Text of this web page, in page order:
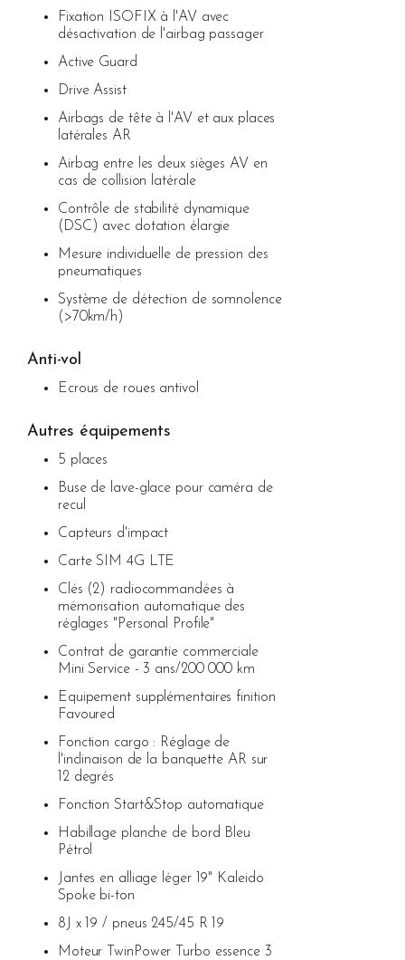
Fixation ISOFIX à l'AV avec
désactivation de l'airbag passager
Active Guard
Drive Assist
Airbags de tête à l'AV et aux places
latérales AR
Airbag entre les deux sièges AV en
cas de collision latérale
Contrôle de stabilité dynamique
(DSC) avec dotation élargie
Mesure individuelle de pression des
pneumatiques
Système de détection de somnolence
(>70km/h)
Anti-vol
Ecrous de roues antivol
Autres équipements
5 places
Buse de lave-glace pour caméra de
recul
Capteurs d'impact
Carte SIM 4G LTE
Clés (2) radiocommandées à
mémorisation automatique des
réglages "Personal Profile"
Contrat de garantie commerciale
Mini Service - 3 ans/200 000 km
Equipement supplémentaires finition
Favoured
Fonction cargo : Réglage de
l'inclinaison de la banquette AR sur
12 degrés
Fonction Start&Stop automatique
Habillage planche de bord Bleu
Pétrol
Jantes en alliage léger 19" Kaleido
Spoke bi-ton
8J x 19 / pneus 245/45 R 19
Moteur TwinPower Turbo essence 3